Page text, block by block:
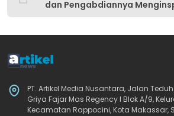
dan Pengabdiannya
PT. Artikel Media Nusantara, Jalan
Griya Fajar Mas Regency I Blok A/9,
Kecamatan Rappocini, Kota Makassar,